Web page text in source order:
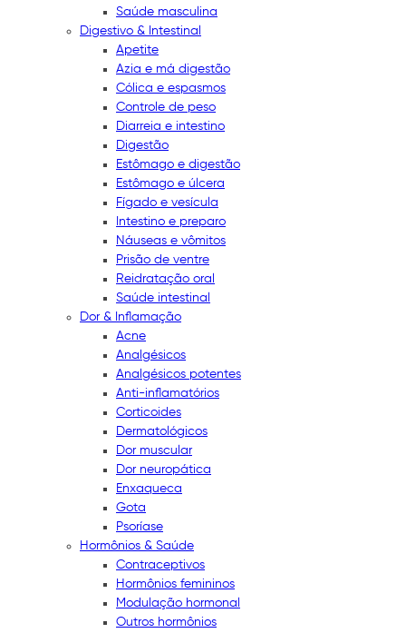
Saúde masculina
Digestivo & Intestinal
Apetite
Azia e má digestão
Cólica e espasmos
Controle de peso
Diarreia e intestino
Digestão
Estômago e digestão
Estômago e úlcera
Fígado e vesícula
Intestino e preparo
Náuseas e vômitos
Prisão de ventre
Reidratação oral
Saúde intestinal
Dor & Inflamação
Acne
Analgésicos
Analgésicos potentes
Anti-inflamatórios
Corticoides
Dermatológicos
Dor muscular
Dor neuropática
Enxaqueca
Gota
Psoríase
Hormônios & Saúde
Contraceptivos
Hormônios femininos
Modulação hormonal
Outros hormônios